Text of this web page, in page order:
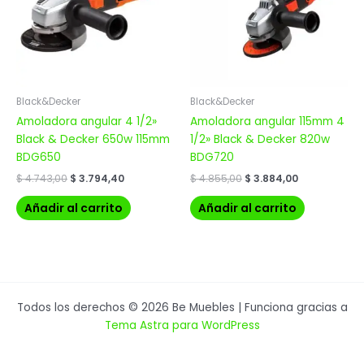
Black&Decker
Amoladora angular 4 1/2»
Black & Decker 650w 115mm
BDG650
$4.743,00 $ 3.794,40
Añadir al carrito
Black&Decker
Amoladora angular 115mm 4
1/2» Black & Decker 820w
BDG720
$4.855,00 $ 3.884,00
Añadir al carrito
Todos los derechos © 2026 Be Muebles | Funciona gracias a
Tema Astra para WordPress